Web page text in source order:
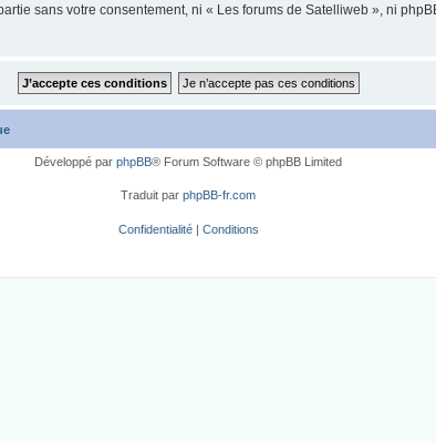
sans votre consentement, ni « Les forums de Satelliweb », ni
Développé par phpBB® Forum Software © phpBB Limited
Traduit par phpBB-fr.com
Confidentialité| Conditions